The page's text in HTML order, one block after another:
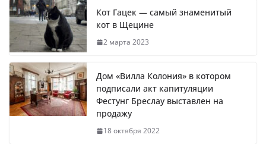
Кот Гацек — самый знаменитый
кот в Щецине
2 марта 2023
Дом «Вилла Колония» в котором
подписали акт капитуляции
Фестунг Бреслау выставлен на
продажу
18 октября 2022